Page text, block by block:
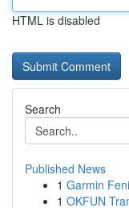
HTML is disabled
Search
Published News
1 Garmin
1 OKFUN